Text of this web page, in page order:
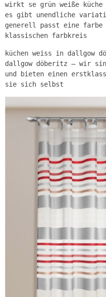
wirkt se grün weiße
es gibt unendliche
generell passt eine farbe
klassischen farbkreis
küchen weiss in dallgow
dallgow döberitz – wir
und bieten einen
sie sich selbst